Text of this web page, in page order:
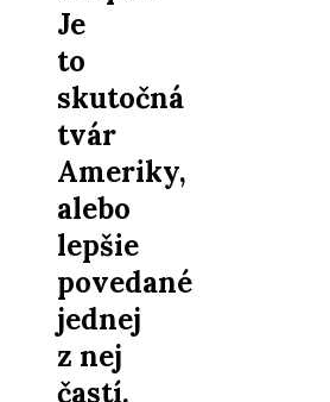
Je
to
skutočná
tvár
Ameriky,
alebo
lepšie
povedané
jednej
z nej
častí.